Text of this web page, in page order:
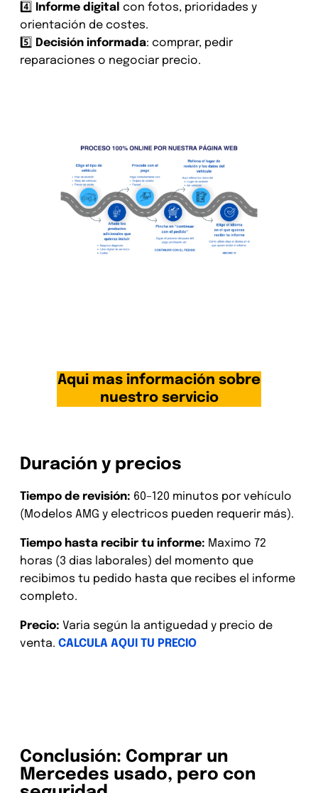
4️⃣
Informe digital con fotos, prioridades y
orientación de costes.
5️⃣
Decisión informada: comprar, pedir
reparaciones o negociar precio.
Aqui mas información sobre
nuestro servicio
Duración y precios
Tiempo de revisión: 60–120 minutos por vehículo
(Modelos AMG y electricos pueden requerir más).
Tiempo hasta recibir tu informe: Maximo 72
horas (3 dias laborales) del momento que
recibimos tu pedido hasta que recibes el informe
completo.
Precio: Varia según la antiguedad y precio de
venta. CALCULA AQUI TU PRECIO
Conclusión: Comprar un
Mercedes usado, pero con